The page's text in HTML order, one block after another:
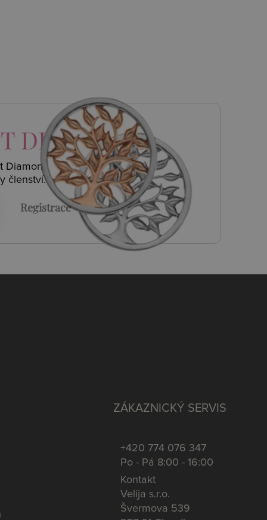
DIAMONDS
Diamonds a
členství.
Registrace
ZÁKAZNICKÝ SERVIS
+420 774 076 347
Po - Pá 8:00 - 16:00
Kontakt
Velija s.r.o.
Švermova 539